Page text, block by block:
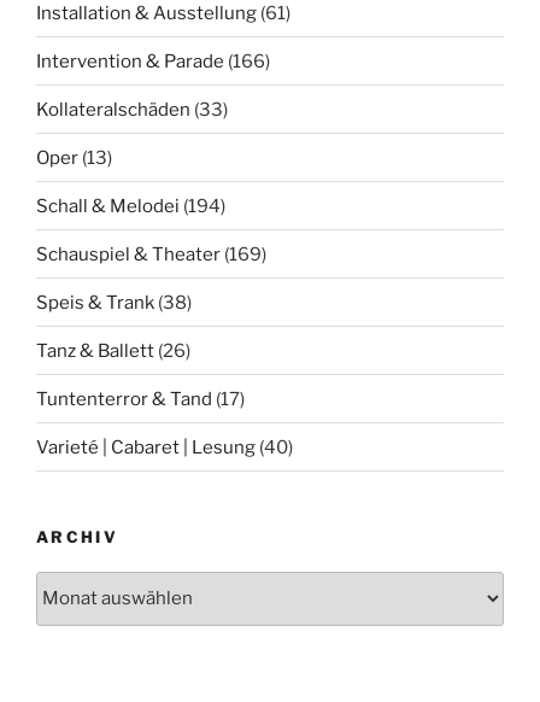
Installation & Ausstellung (61)
Intervention & Parade (166)
Kollateralschäden (33)
Oper (13)
Schall & Melodei (194)
Schauspiel & Theater (169)
Speis & Trank (38)
Tanz & Ballett (26)
Tuntenterror & Tand (17)
Varieté | Cabaret | Lesung (40)
ARCHIV